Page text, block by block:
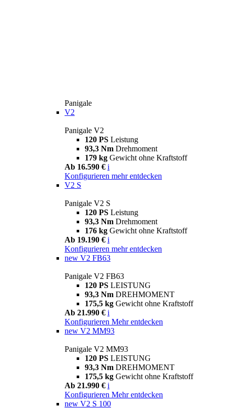
Panigale
V2
Panigale V2
120 PS Leistung
93,3 Nm Drehmoment
179 kg Gewicht ohne Kraftstoff
Ab 16.590 € i
Konfigurieren mehr entdecken
V2 S
Panigale V2 S
120 PS Leistung
93,3 Nm Drehmoment
176 kg Gewicht ohne Kraftstoff
Ab 19.190 € i
Konfigurieren mehr entdecken
new V2 FB63
Panigale V2 FB63
120 PS LEISTUNG
93,3 Nm DREHMOMENT
175,5 kg Gewicht ohne Kraftstoff
Ab 21.990 € i
Konfigurieren Mehr entdecken
new V2 MM93
Panigale V2 MM93
120 PS LEISTUNG
93,3 Nm DREHMOMENT
175,5 kg Gewicht ohne Kraftstoff
Ab 21.990 € i
Konfigurieren Mehr entdecken
new V2 S 100